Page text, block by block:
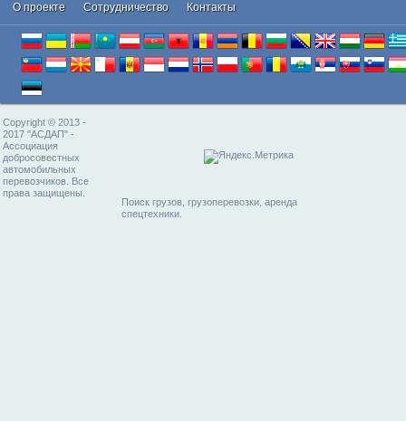
О проекте Cотрудничество Контакты
Copyright © 2013 -
2017 "АСДАП" -
Ассоциация
добросовестных
автомобильных
перевозчиков. Все
права защищены.
Поиск грузов, грузоперевозки, аренда
спецтехники.